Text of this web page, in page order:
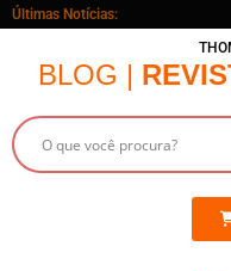
Últimas Notícias:
BLOG |